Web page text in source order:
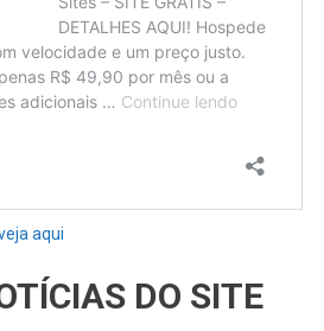
aqui
DO SITE